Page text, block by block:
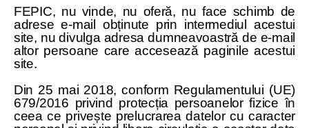
FEPIC, nu vinde, nu oferă, nu face schimb de
adrese e-mail obținute prin intermediul acestui
site, nu divulga adresa dumneavoastră de e-mail
altor persoane care accesează paginile acestui
site.
Din 25 mai 2018, conform Regulamentului (UE)
679/2016 privind protecția persoanelor fizice în
ceea ce privește prelucrarea datelor cu caracter